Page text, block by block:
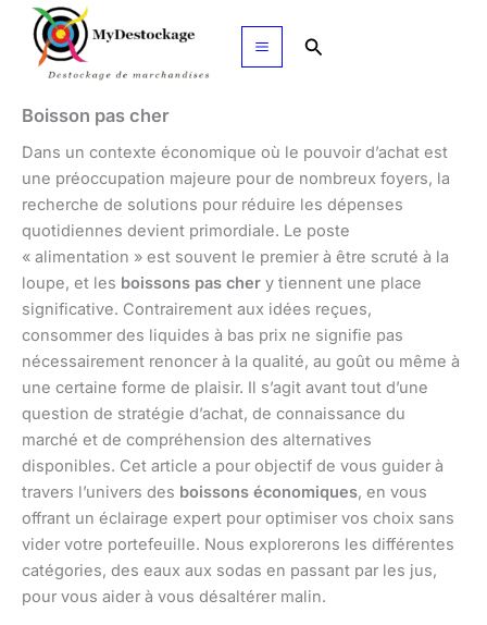
Aller
contenu
Rechercher
Boisson pas cher
Dans un contexte économique où le pouvoir d’achat est
une préoccupation majeure pour de nombreux foyers, la
recherche de solutions pour réduire les dépenses
quotidiennes devient primordiale. Le poste
« alimentation » est souvent le premier à être scruté à la
loupe, et les boissons pas cher y tiennent une place
significative. Contrairement aux idées reçues,
consommer des liquides à bas prix ne signifie pas
nécessairement renoncer à la qualité, au goût ou même à
une certaine forme de plaisir. Il s’agit avant tout d’une
question de stratégie d’achat, de connaissance du
marché et de compréhension des alternatives
disponibles. Cet article a pour objectif de vous guider à
travers l’univers des boissons économiques, en vous
offrant un éclairage expert pour optimiser vos choix sans
vider votre portefeuille. Nous explorerons les différentes
catégories, des eaux aux sodas en passant par les jus,
pour vous aider à vous désaltérer malin.